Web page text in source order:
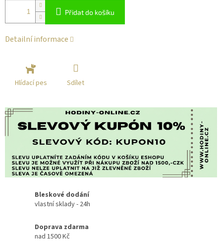
Přidat do košíku
Detailní informace
Hlídací pes Sdílet
Bleskové dodání
vlastní sklady - 24h
Doprava zdarma
nad 1500 Kč